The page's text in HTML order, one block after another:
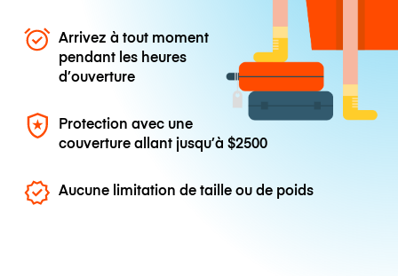
Arrivez à tout moment
pendant les heures
d’ouverture
Protection avec une
couverture allant jusqu’à$2500
Aucune limitation de taille ou de poids